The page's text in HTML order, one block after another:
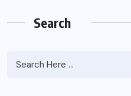
Search